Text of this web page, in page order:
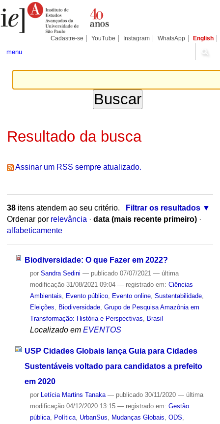
para
conteúdo.
Pessoais
Cadastre-se YouTube Instagram WhatsApp English
menu
Resultado da busca
Assinar um RSS sempre atualizado.
38itens atendem ao seu critério.
Filtrar os resultados
Ordenar por relevância · data (mais recente primeiro) ·
alfabeticamente
Biodiversidade: O que Fazer em 2022?
por Sandra Sedini — publicado07/07/2021 — última
modificação31/08/2021 09:04 — registrado em: Ciências
Ambientais
Evento público, Evento online, Sustentabilidade,
Eleições
Biodiversidade, Grupo de Pesquisa Amazônia em
Transformação: História e Perspectivas
Brasil
Localizado em EVENTOS
USP Cidades Globais lança Guia para Cidades
Sustentáveis voltado para candidatos a prefeito
em 2020
por Letícia Martins Tanaka — publicado30/11/2020 — última
modificação04/12/2020 13:15 — registrado em: Gestão
pública, Política, UrbanSus Mudanças Globais ODS